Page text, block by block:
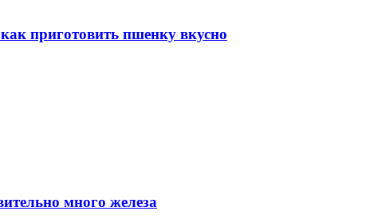
приготовить пшенку вкусно
много железа